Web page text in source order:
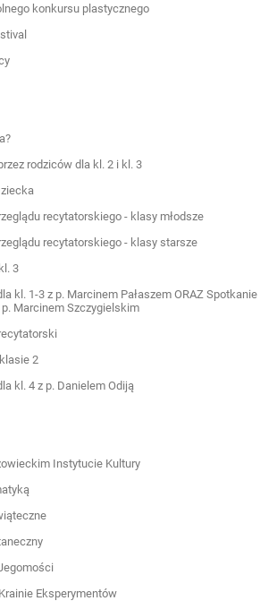
konkursu plastycznego
rodziców dla kl. 2 i kl. 3
recytatorskiego - klasy młodsze
recytatorskiego - klasy starsze
3
kl. 1-3 z p. Marcinem Pałaszem ORAZ Spotkanie
Marcinem Szczygielskim
2
kl. 4 z p. Danielem Odiją
Instytucie Kultury
Eksperymentów